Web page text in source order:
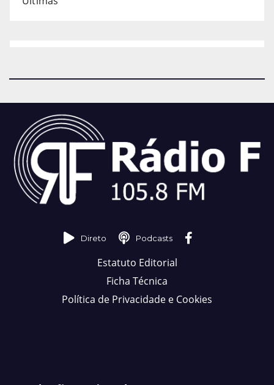
Direto Podcasts
Estatuto Editorial
Ficha Técnica
Política de Privacidade e Cookies